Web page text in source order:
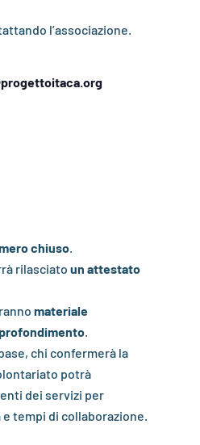
l’associazione.
chiuso.
rilasciato un attestato
materiale
.
chi confermerà la
potrà
dei servizi per
tempi di collaborazione.